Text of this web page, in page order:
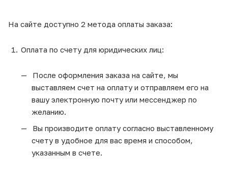
На сайте доступно 2 метода оплаты заказа:
Оплата по счету для юридических лиц:
После оформления заказа на сайте, мы
выставляем счет на оплату и отправляем его на
вашу электронную почту или мессенджер по
желанию.
Вы производите оплату согласно выставленному
счету в удобное для вас время и способом,
указанным в счете.